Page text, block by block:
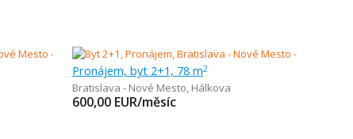
Pronájem, byt 2+1, 78 m2
Bratislava - Nové Mesto, Hálkova
600,00 EUR/měsíc